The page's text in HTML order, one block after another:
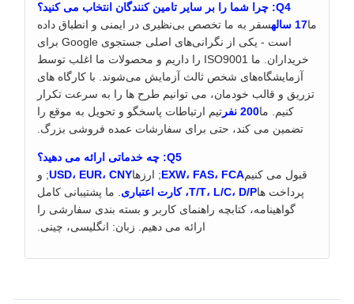
Q4: چرا شما را بر سایر تامین کنندگان انتخاب می کنید؟
ما17 ساله
سفر به ما تخصص بی‌نظیری در ایمنی و انطباق داده
است - یکی از نگرانی‌های اصلی جستجوی Google برای
خریداران. ما ISO9001 را داریم و محصولات ما اغلب توسط
آزمایشگاه‌های شخص ثالث آزمایش می‌شوند. با کارگاه های
تزریق و قالب خودمان، می توانیم طرح ها را به سرعت تکرار
کنیم. ما200 نفر
تیم ارتباطات پاسخگو و تحویل به موقع را
تضمین می کند، حتی برای سفارشات عمده فروشی بزرگ.
Q5: چه خدماتی ارائه می دهید؟
قبول می کنیمEXW، FAS، FCA; ارزهاUSD، EUR، CNY; و
پرداخت هاT/T، L/C، D/P، کارت اعتباری
. ما پشتیبانی کامل
گواهینامه، کتابچه راهنمای کاربر و بسته بندی سفارشی را
ارائه می دهیم. زبان: انگلیسی، چینی.